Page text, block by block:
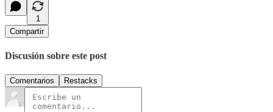
1
Compartir
Discusión sobre este post
Comentarios Restacks